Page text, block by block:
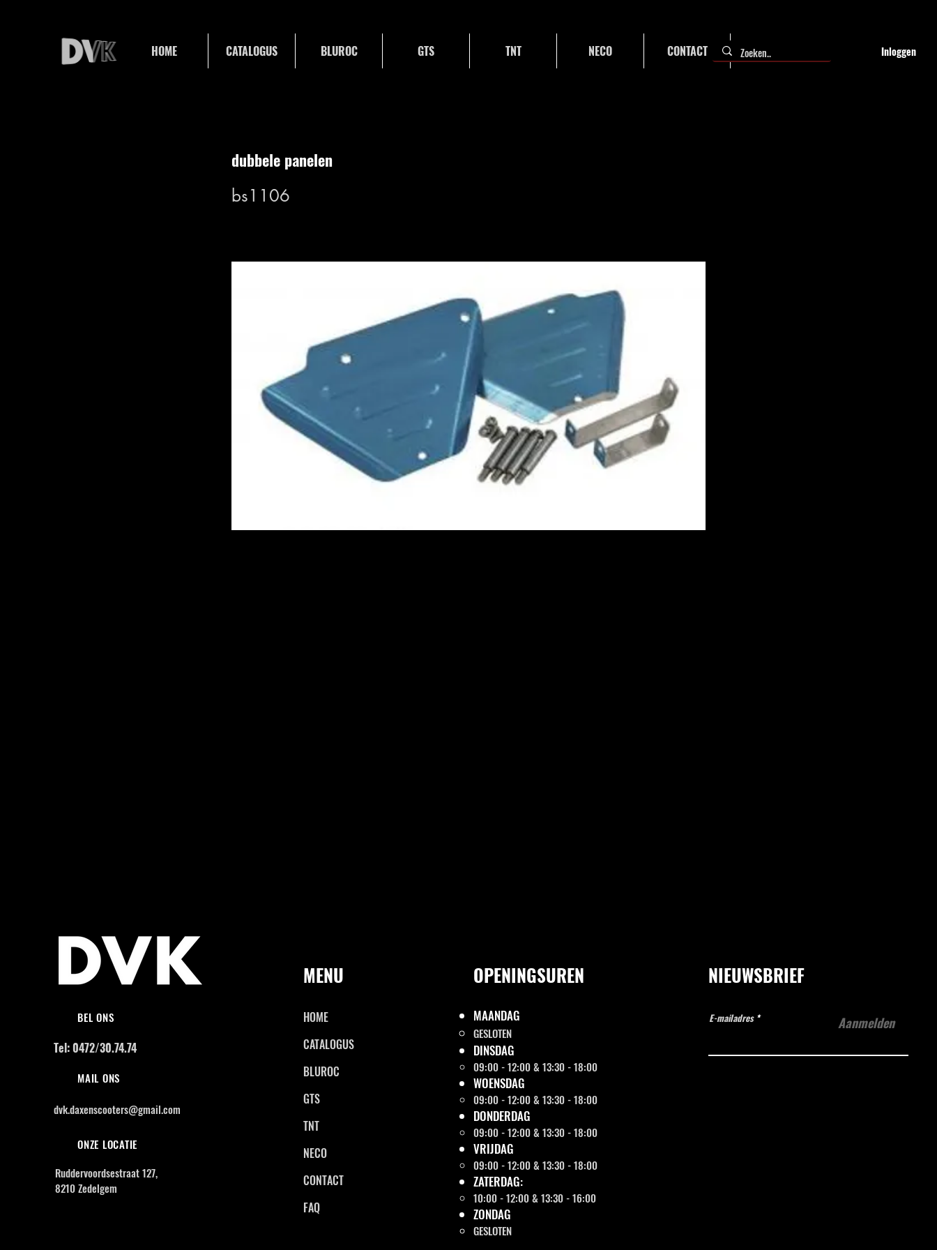
HOME CATALOGUS BLUROC GTS TNT NECO CONTACT FAQ Inloggen
dubbele panelen
bs1106
BEL ONS
Tel: 0472/30.74.74
MAIL ONS
dvk.daxenscooters@gmail.com
ONZE LOCATIE
Ruddervoordsestraat 127,
8210 Zedelgem
MENU
HOME
CATALOGUS
BLUROC
GTS
TNT
NECO
CONTACT
FAQ
OPENINGSUREN NIEUWSBRIEF
E-mailadres Aanmelden
MAANDAG
GESLOTEN
DINSDAG
09:00 - 12:00 & 13:30 - 18:00
WOENSDAG
09:00 - 12:00 & 13:30 - 18:00
DONDERDAG
09:00 - 12:00 & 13:30 - 18:00
VRIJDAG
09:00 - 12:00 & 13:30 - 18:00
ZATERDAG:
10:00 - 12:00 & 13:30 - 16:00
ZONDAG
GESLOTEN